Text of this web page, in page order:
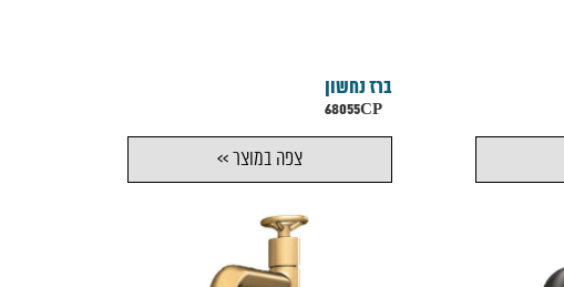
ברז נחשון
68055CP
צפה במוצר >>